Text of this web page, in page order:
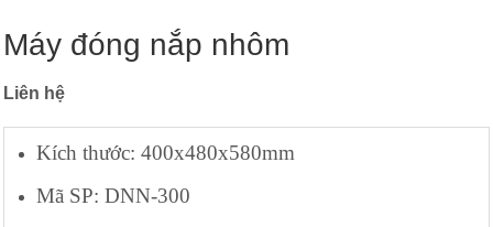
Máy đóng nắp nhôm
Liên hệ
Kích thước: 400x480x580mm
Mã SP: DNN-300